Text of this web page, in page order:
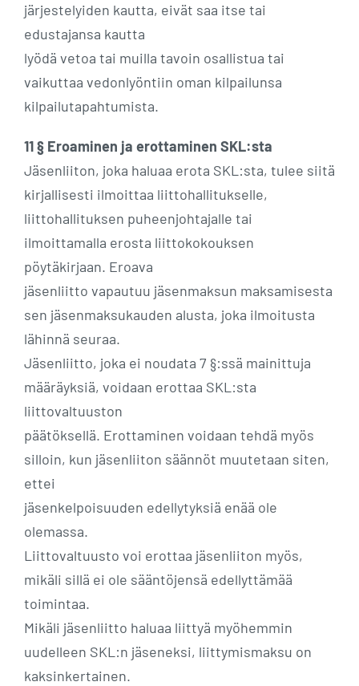
järjestelyiden kautta, eivät saa itse tai
edustajansa kautta
lyödä vetoa tai muilla tavoin osallistua tai
vaikuttaa vedonlyöntiin oman kilpailunsa
kilpailutapahtumista.
11 § Eroaminen ja erottaminen SKL:sta
Jäsenliiton, joka haluaa erota SKL:sta, tulee siitä
kirjallisesti ilmoittaa liittohallitukselle,
liittohallituksen puheenjohtajalle tai
ilmoittamalla erosta liittokokouksen
pöytäkirjaan. Eroava
jäsenliitto vapautuu jäsenmaksun maksamisesta
sen jäsenmaksukauden alusta, joka ilmoitusta
lähinnä seuraa.
Jäsenliitto, joka ei noudata 7 §:ssä mainittuja
määräyksiä, voidaan erottaa SKL:sta
liittovaltuuston
päätöksellä. Erottaminen voidaan tehdä myös
silloin, kun jäsenliiton säännöt muutetaan siten,
ettei
jäsenkelpoisuuden edellytyksiä enää ole
olemassa.
Liittovaltuusto voi erottaa jäsenliiton myös,
mikäli sillä ei ole sääntöjensä edellyttämää
toimintaa.
Mikäli jäsenliitto haluaa liittyä myöhemmin
uudelleen SKL:n jäseneksi, liittymismaksu on
kaksinkertainen.